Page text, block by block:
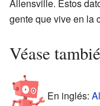
Allensville. Estos
gente que vive en la
Véase
En inglés: